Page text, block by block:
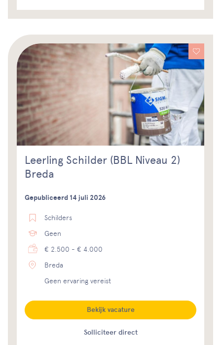
Leerling Schilder (BBL Niveau 2)
Breda
Gepubliceerd 14 juli 2026
Schilders
Geen
€ 2.500 - € 4.000
Breda
Geen ervaring vereist
Solliciteer direct
Bekijk vacature